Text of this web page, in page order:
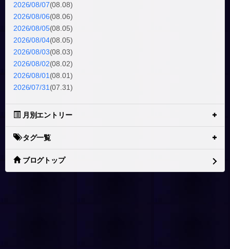
2026/08/07(08.08)
2026/08/06(08.06)
2026/08/05(08.05)
2026/08/04(08.05)
2026/08/03(08.03)
2026/08/02(08.02)
2026/08/01(08.01)
2026/07/31(07.31)
月別エントリー
タグ一覧
ブログトップ